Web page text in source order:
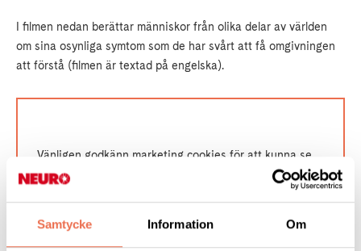
Samtycke Information Om
I filmen nedan berättar människor från olika delar av världen
om sina osynliga symtom som de har svårt att få omgivningen
att förstå (filmen är textad på engelska).
Vänligen godkänn marketing cookies för att kunna se
videon
Ändra cookies inställningar